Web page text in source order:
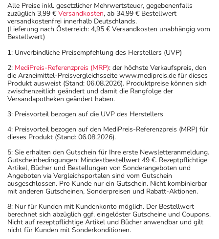
Alle Preise inkl. gesetzlicher Mehrwertsteuer, gegebenenfalls
zuzüglich 3,99 € Versandkosten, ab 34,99 € Bestellwert
versandkostenfrei innerhalb Deutschlands.
(Lieferung nach Österreich: 4,95 € Versandkosten unabhängig vom
Bestellwert)
1: Unverbindliche Preisempfehlung des Herstellers (UVP)
2: MediPreis-Referenzpreis (MRP): der höchste Verkaufspreis, den
die Arzneimittel-Preisvergleichsseite www.medipreis.de für dieses
Produkt ausweist (Stand: 06.08.2026). Produktpreise können sich
zwischenzeitlich geändert und damit die Rangfolge der
Versandapotheken geändert haben.
3: Preisvorteil bezogen auf die UVP des Herstellers
4: Preisvorteil bezogen auf den MediPreis-Referenzpreis (MRP) für
dieses Produkt (Stand: 06.08.2026).
5: Sie erhalten den Gutschein für Ihre erste Newsletteranmeldung.
Gutscheinbedingungen: Mindestbestellwert 49 €. Rezeptpflichtige
Artikel, Bücher und Bestellungen von Sonderangeboten und
Angeboten via Vergleichsportalen sind vom Gutschein
ausgeschlossen. Pro Kunde nur ein Gutschein. Nicht kombinierbar
mit anderen Gutscheinen, Sonderpreisen und Rabatt-Aktionen.
8: Nur für Kunden mit Kundenkonto möglich. Der Bestellwert
berechnet sich abzüglich ggf. eingelöster Gutscheine und Coupons.
Nicht auf rezeptpflichtige Artikel und Bücher anwendbar und gilt
nicht für Kunden mit Sonderkonditionen.